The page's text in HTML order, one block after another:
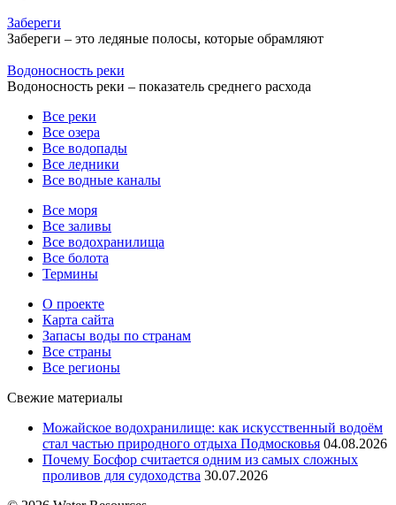
Забереги
Забереги – это ледяные полосы, которые обрамляют
Водоносность реки
Водоносность реки – показатель среднего расхода
Все реки
Все озера
Все водопады
Все ледники
Все водные каналы
Все моря
Все заливы
Все водохранилища
Все болота
Термины
О проекте
Карта сайта
Запасы воды по странам
Все страны
Все регионы
Свежие материалы
Можайское водохранилище: как искусственный водоём
стал частью природного отдыха Подмосковья 04.08.2026
Почему Босфор считается одним из самых сложных
проливов для судоходства 30.07.2026